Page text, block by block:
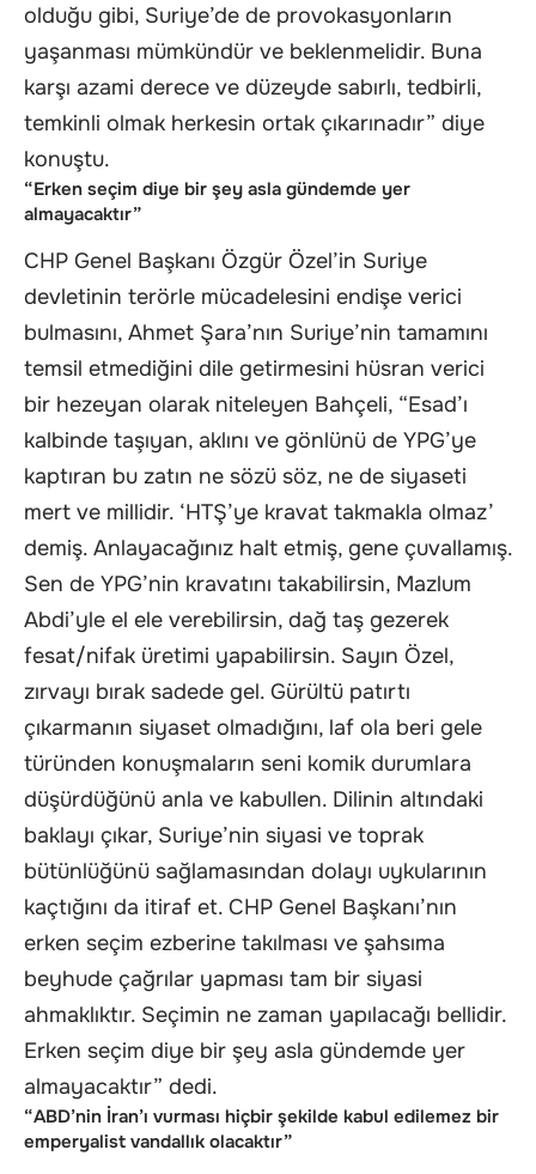
olduğu gibi, Suriye’de de provokasyonların
yaşanması mümkündür ve beklenmelidir. Buna
karşı azami derece ve düzeyde sabırlı, tedbirli,
temkinli olmak herkesin ortak çıkarınadır” diye
konuştu.
“Erken seçim diye bir şey asla gündemde yer
almayacaktır”
CHP Genel Başkanı Özgür Özel’in Suriye
devletinin terörle mücadelesini endişe verici
bulmasını, Ahmet Şara’nın Suriye’nin tamamını
temsil etmediğini dile getirmesini hüsran verici
bir hezeyan olarak niteleyen Bahçeli, “Esad’ı
kalbinde taşıyan, aklını ve gönlünü de YPG’ye
kaptıran bu zatın ne sözü söz, ne de siyaseti
mert ve millidir. ‘HTŞ’ye kravat takmakla olmaz’
demiş. Anlayacağınız halt etmiş, gene çuvallamış.
Sen de YPG’nin kravatını takabilirsin, Mazlum
Abdi’yle el ele verebilirsin, dağ taş gezerek
fesat/nifak üretimi yapabilirsin. Sayın Özel,
zırvayı bırak sadede gel. Gürültü patırtı
çıkarmanın siyaset olmadığını, laf ola beri gele
türünden konuşmaların seni komik durumlara
düşürdüğünü anla ve kabullen. Dilinin altındaki
baklayı çıkar, Suriye’nin siyasi ve toprak
bütünlüğünü sağlamasından dolayı uykularının
kaçtığını da itiraf et. CHP Genel Başkanı’nın
erken seçim ezberine takılması ve şahsıma
beyhude çağrılar yapması tam bir siyasi
ahmaklıktır. Seçimin ne zaman yapılacağı bellidir.
Erken seçim diye bir şey asla gündemde yer
almayacaktır” dedi.
“ABD’nin İran’ı vurması hiçbir şekilde kabul edilemez bir
emperyalist vandallık olacaktır”